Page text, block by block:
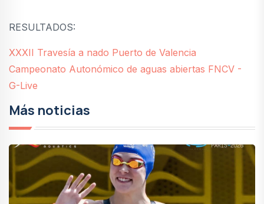
RESULTADOS:
XXXII Travesía a nado Puerto de Valencia
Campeonato Autonómico de aguas abiertas FNCV -
G-Live
Más noticias